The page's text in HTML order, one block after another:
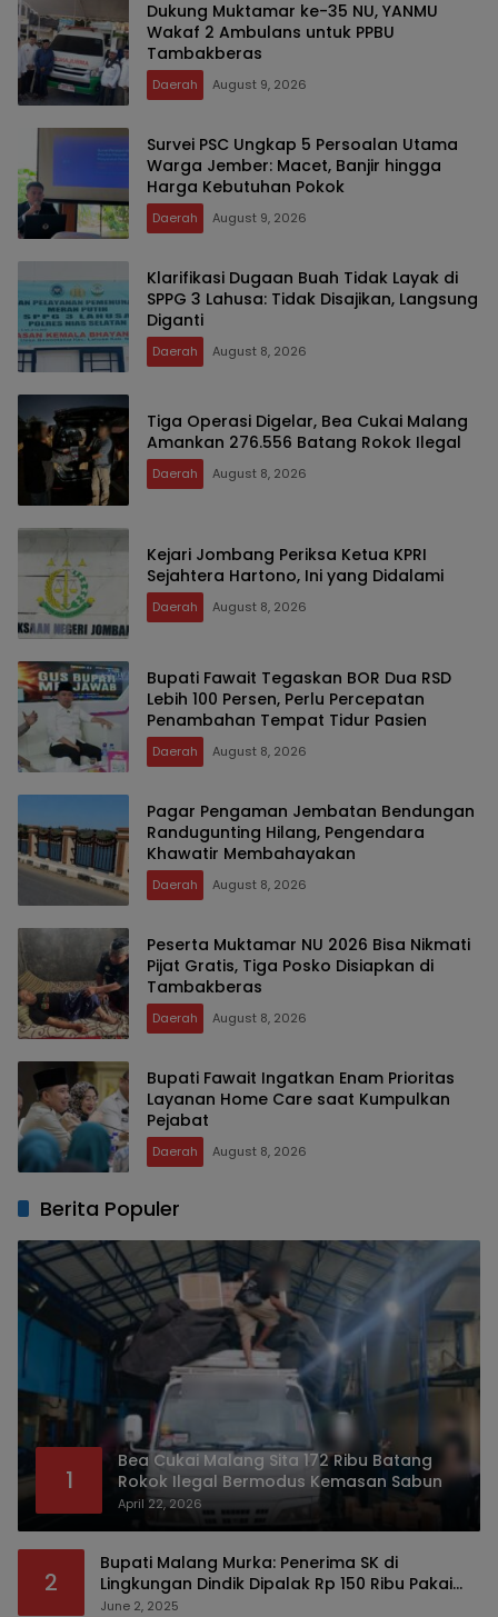
Dukung Muktamar ke-35 NU, YANMU
Wakaf 2 Ambulans untuk PPBU
Tambakberas
Daerah August 9, 2026
Survei PSC Ungkap 5 Persoalan Utama
Warga Jember: Macet, Banjir hingga
Harga Kebutuhan Pokok
Daerah August 9, 2026
Klarifikasi Dugaan Buah Tidak Layak di
SPPG 3 Lahusa: Tidak Disajikan, Langsung
Diganti
Daerah August 8, 2026
Tiga Operasi Digelar, Bea Cukai Malang
Amankan 276.556 Batang Rokok Ilegal
Daerah August 8, 2026
Kejari Jombang Periksa Ketua KPRI
Sejahtera Hartono, Ini yang Didalami
Daerah August 8, 2026
Bupati Fawait Tegaskan BOR Dua RSD
Lebih 100 Persen, Perlu Percepatan
Penambahan Tempat Tidur Pasien
Daerah August 8, 2026
Pagar Pengaman Jembatan Bendungan
Randugunting Hilang, Pengendara
Khawatir Membahayakan
Daerah August 8, 2026
Peserta Muktamar NU 2026 Bisa Nikmati
Pijat Gratis, Tiga Posko Disiapkan di
Tambakberas
Daerah August 8, 2026
Bupati Fawait Ingatkan Enam Prioritas
Layanan Home Care saat Kumpulkan
Pejabat
Daerah August 8, 2026
Berita Populer
1
Bea Cukai Malang Sita 172 Ribu Batang
Rokok Ilegal Bermodus Kemasan Sabun
April 22, 2026
2
Bupati Malang Murka: Penerima SK di
Lingkungan Dindik Dipalak Rp 150 Ribu Pakai
Modus Tumpengan, KPK Turut Pantau
June 2, 2025